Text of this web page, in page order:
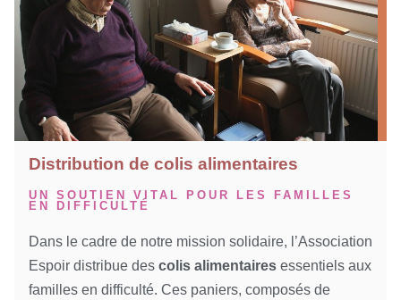
Distribution de colis alimentaires
UN SOUTIEN VITAL POUR LES FAMILLES
EN DIFFICULTÉ
Dans le cadre de notre mission solidaire, l’Association
Espoir distribue des colis alimentaires essentiels aux
familles en difficulté. Ces paniers, composés de